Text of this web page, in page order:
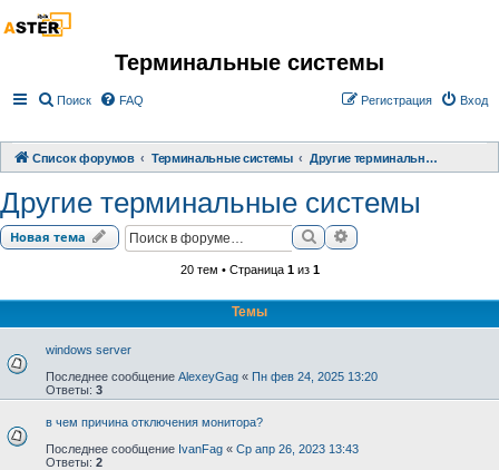
Терминальные системы
Поиск FAQ Вход
Регистрация
Список форумов Терминальные системы Другие терминальные системы
Другие терминальные системы
Новая тема ПоискРасширенный поиск
20 тем • Страница 1из 1
Темы
windows server
Последнее сообщение AlexeyGag « Пн фев 24, 2025 13:20
Ответы: 3
в чем причина отключения монитора?
Последнее сообщение IvanFag « Ср апр 26, 2023 13:43
Ответы: 2